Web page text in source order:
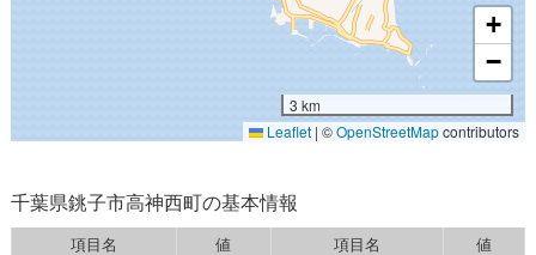
+
−
3 km
Leaflet | ©OpenStreetMapcontributors
千葉県銚子市高神西町の基本情報
項目名 値 項目名
値